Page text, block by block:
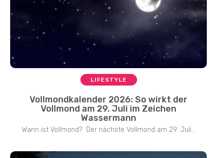
LIFESTYLE
Vollmondkalender 2026: So wirkt der
Vollmond am 29. Juli im Zeichen
Wassermann
Wann ist Vollmond? Der nächste Vollmond am 29. Juli...